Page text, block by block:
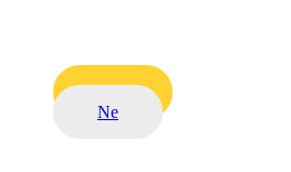
Ne